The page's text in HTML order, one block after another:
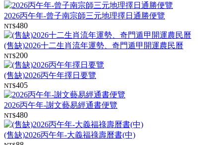
2026丙午年-曾子南宗師三元地理擇日通勝便覽
NT$480
(售缺)2026十二生肖流年運勢、奇門遁甲開運農民曆
NT$200
(售缺)2026丙午年擇日要覽
NT$405
2026丙午年-謝文藝易經通書便覽
NT$480
(售缺)2026丙午年-大義福祿壽曆書(中)